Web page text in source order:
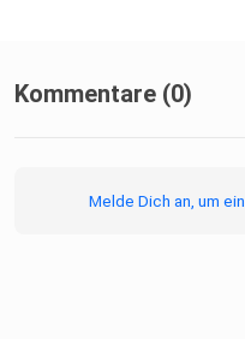
Kommentare (0)
Melde Dich an, um